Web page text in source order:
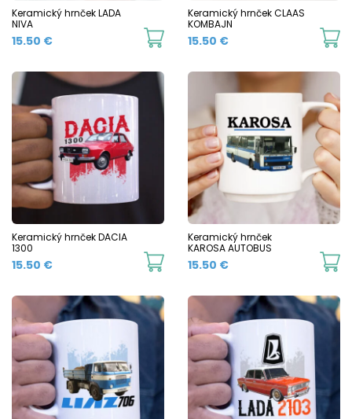
chosen
on
product
page
Keramický hrnček LADA
NIVA
15.50 €
This
has
multiple
variants.
options
may
chosen
on
product
page
Keramický hrnček CLAAS
KOMBAJN
15.50 €
Keramický hrnček DACIA
1300
15.50 €
This
has
multiple
variants.
options
Keramický hrnček
KAROSA AUTOBUS
15.50 €